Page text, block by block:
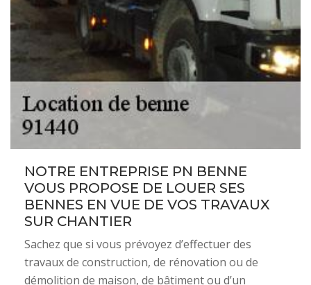
NOTRE ENTREPRISE PN BENNE
VOUS PROPOSE DE LOUER SES
BENNES EN VUE DE VOS TRAVAUX
SUR CHANTIER
Sachez que si vous prévoyez d’effectuer des
travaux de construction, de rénovation ou de
démolition de maison, de bâtiment ou d’un